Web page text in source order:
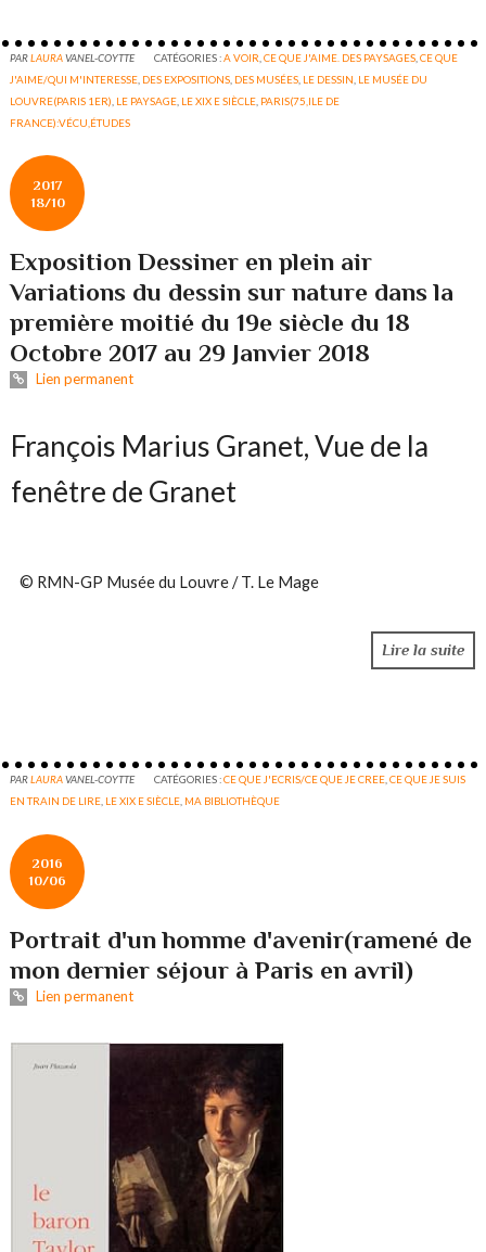
PARLAURAVANEL-COYTTE CATÉGORIES :A VOIR ,CE QUE J'AIME. DES PAYSAGES ,CE QUE
J'AIME/QUI M'INTERESSE DES EXPOSITIONS DES MUSÉES LE DESSIN LE MUSÉE DU
LOUVRE(PARIS 1ER) LE PAYSAGE LE XIX E SIÈCLE PARIS(75,ILE DE
FRANCE):VÉCU,ÉTUDES
2017
18/10
Exposition Dessiner en plein air
Variations du dessin sur nature dans la
première moitié du 19e siècle du 18
Octobre 2017 au 29 Janvier 2018
Lien permanent
François Marius Granet, Vue de la
fenêtre de Granet
© RMN-GP Musée du Louvre / T. Le Mage
Lire la suite
PARLAURAVANEL-COYTTE CATÉGORIES :CE QUE J'ECRIS/CE QUE JE CREE ,CE QUE JE SUIS
EN TRAIN DE LIRE LE XIX E SIÈCLE MA BIBLIOTHÈQUE
2016
10/06
Portrait d'un homme d'avenir(ramené de
mon dernier séjour à Paris en avril)
Lien permanent